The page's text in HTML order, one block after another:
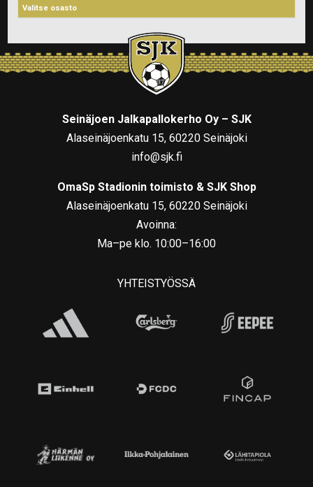
Seinäjoen Jalkapallokerho Oy – SJK
Alaseinäjoenkatu 15, 60220 Seinäjoki
info@sjk.fi
OmaSp Stadionin toimisto & SJK Shop
Alaseinäjoenkatu 15, 60220 Seinäjoki
Avoinna:
Ma–pe klo. 10:00–16:00
YHTEISTYÖSSÄ